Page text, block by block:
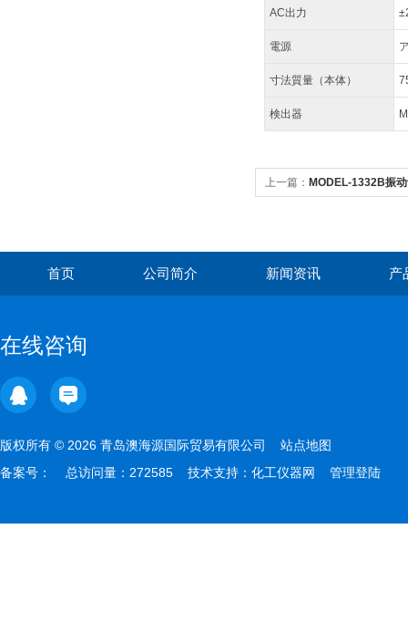
AC出力
電源
寸法質量（本体）
検出器
上一篇： MODEL-1332B振
首页 公司简介 新闻资讯 产
在线咨询
版权所有 © 2026 青岛澳海源国际贸易有限公司 站点地图
备案号：
总访问量：272585 技术支持： 化工仪器网 管理登陆